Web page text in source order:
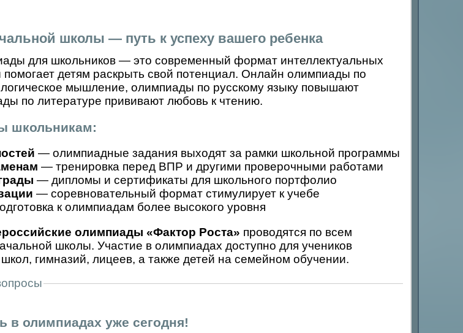
школы — путь к успеху вашего ребенка
для школьников — это современный формат интеллектуальных
детям раскрыть свой потенциал. Онлайн олимпиады по
мышление, олимпиады по русскому языку повышают
по литературе прививают любовь к чтению.
школьникам:
— олимпиадные задания выходят за рамки школьной программы
— тренировка перед ВПР и другими проверочными работами
— дипломы и сертификаты для школьного портфолио
— соревновательный формат стимулирует к учебе
к олимпиадам более высокого уровня
олимпиады «Фактор Роста» проводятся по всем
школы. Участие в олимпиадах доступно для учеников
гимназий, лицеев, а также детей на семейном обучении.
в олимпиадах уже сегодня!